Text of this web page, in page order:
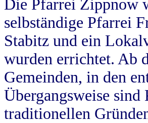
Die Pfarrei Zippnow
selbständige Pfarrei
Stabitz und ein
wurden errichtet. Ab
Gemeinden, in den
Übergangsweise
traditionellen